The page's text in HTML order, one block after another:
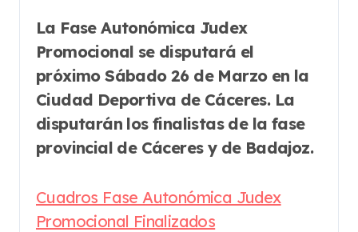
La Fase Autonómica Judex
Promocional se disputará el
próximo Sábado 26 de Marzo en la
Ciudad Deportiva de Cáceres. La
disputarán los finalistas de la fase
provincial de Cáceres y de Badajoz.
Cuadros Fase Autonómica Judex
Promocional Finalizados